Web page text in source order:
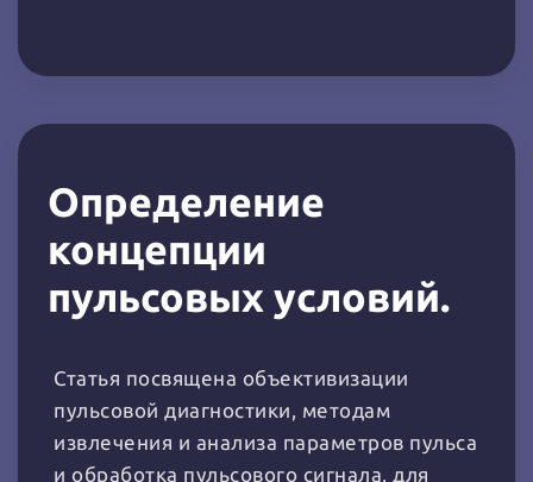
Определение
концепции
пульсовых условий.
Статья посвящена объективизации
пульсовой диагностики, методам
извлечения и анализа параметров пульса
и обработка пульсового сигнала, для